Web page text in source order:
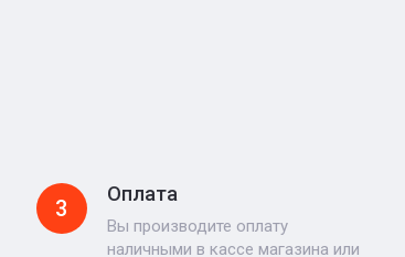
3
Оплата
Вы производите оплату
наличными в кассе магазина или